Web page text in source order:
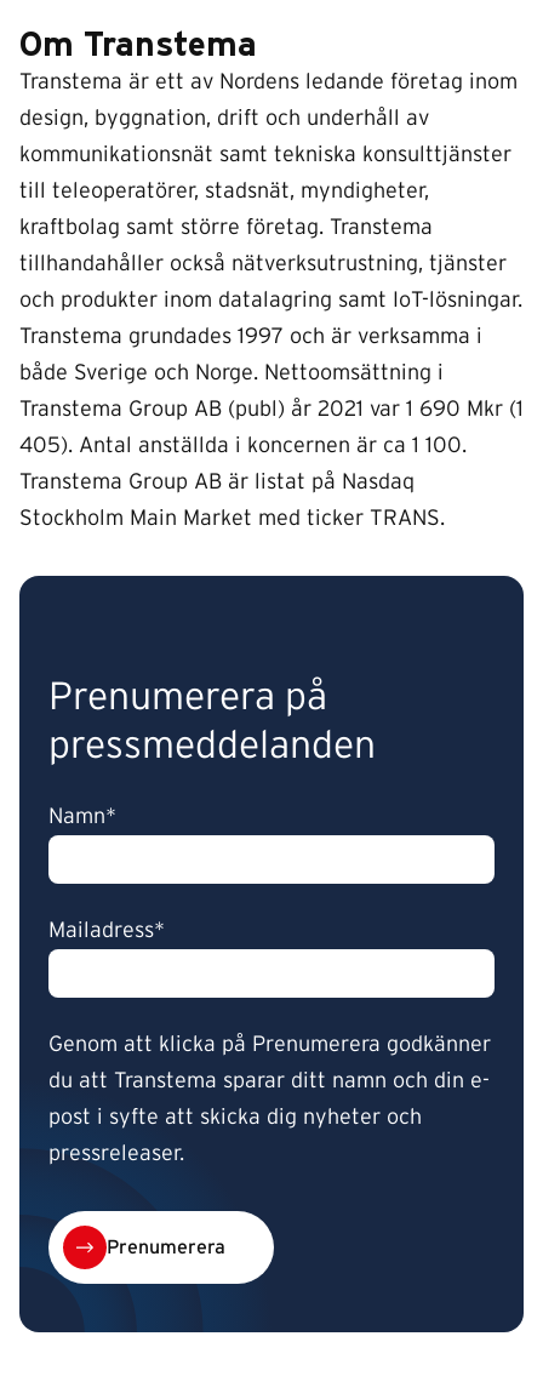
Om Transtema
Transtema är ett av Nordens ledande företag inom
design, byggnation, drift och underhåll av
kommunikationsnät samt tekniska konsulttjänster
till teleoperatörer, stadsnät, myndigheter,
kraftbolag samt större företag. Transtema
tillhandahåller också nätverksutrustning, tjänster
och produkter inom datalagring samt IoT-lösningar.
Transtema grundades 1997 och är verksamma i
både Sverige och Norge. Nettoomsättning i
Transtema Group AB (publ) år 2021 var 1 690 Mkr (1
405). Antal anställda i koncernen är ca 1 100.
Transtema Group AB är listat på Nasdaq
Stockholm Main Market med ticker TRANS.
Prenumerera på
pressmeddelanden
Namn*
Mailadress*
Genom att klicka på Prenumerera godkänner
du att Transtema sparar ditt namn och din e-
post i syfte att skicka dig nyheter och
pressreleaser.
Prenumerera